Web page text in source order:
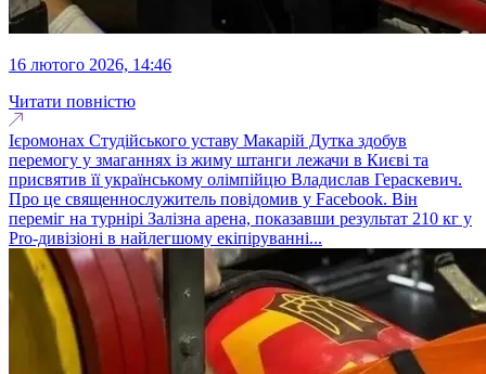
16 лютого 2026, 14:46
Читати повністю
Ієромонах Студійського уставу Макарій Дутка здобув
перемогу у змаганнях із жиму штанги лежачи в Києві та
присвятив її українському олімпійцю Владислав Гераскевич.
Про це священнослужитель повідомив у Facebook. Він
переміг на турнірі Залізна арена, показавши результат 210 кг у
Pro-дивізіоні в найлегшому екіпіруванні...